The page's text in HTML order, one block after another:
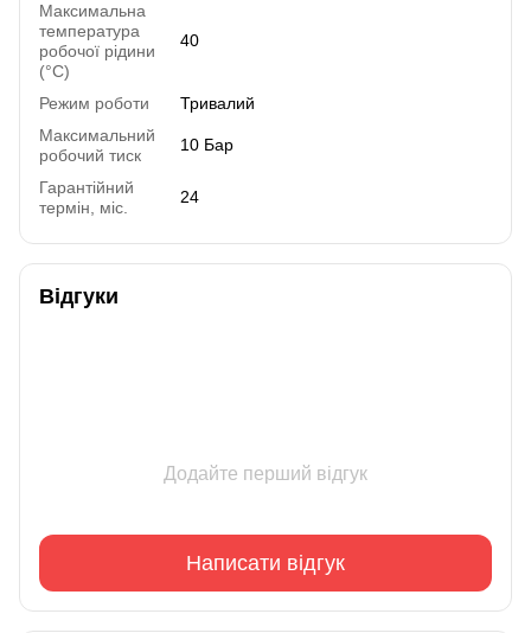
Максимальна
температура
робочої рідини
(°C)
40
Режим роботи
Тривалий
Максимальний
робочий тиск
10 Бар
Гарантійний
термін, міс.
24
Відгуки
Додайте перший відгук
Написати відгук